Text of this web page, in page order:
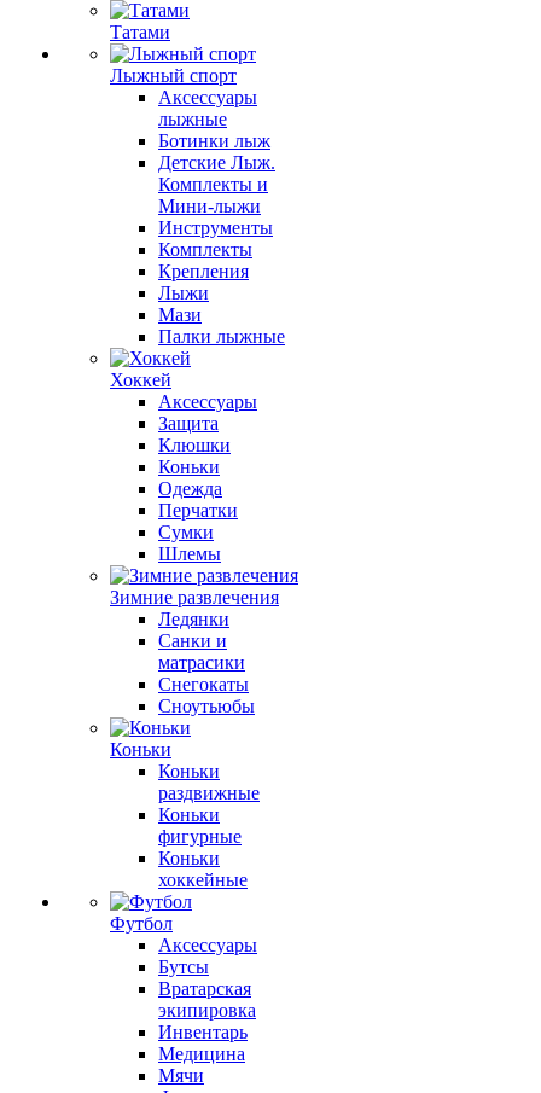
Татами
Лыжный спорт
Аксессуары
лыжные
Ботинки лыж
Детские Лыж.
Комплекты и
Мини-лыжи
Инструменты
Комплекты
Крепления
Лыжи
Мази
Палки лыжные
Хоккей
Аксессуары
Защита
Клюшки
Коньки
Одежда
Перчатки
Сумки
Шлемы
Зимние развлечения
Ледянки
Санки и
матрасики
Снегокаты
Сноутьюбы
Коньки
Коньки
раздвижные
Коньки
фигурные
Коньки
хоккейные
Футбол
Аксессуары
Бутсы
Вратарская
экипировка
Инвентарь
Медицина
Мячи